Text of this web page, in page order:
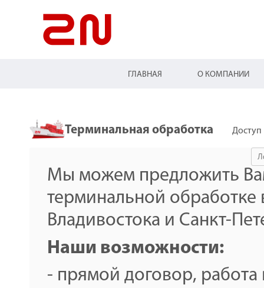
ГЛАВНАЯ О КОМПАНИИ
Доступ
Терминальная обработка
Мы можем предложить
терминальной обработке
Владивостока и Санкт-
Наши возможности:
- прямой договор, работа